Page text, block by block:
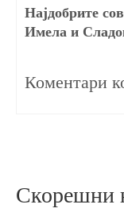
Најдобрите
Имела и
Коментари
Скорешни